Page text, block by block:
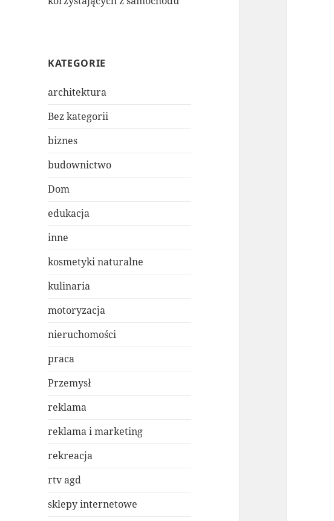
KATEGORIE
architektura
Bez kategorii
biznes
budownictwo
Dom
edukacja
inne
kosmetyki naturalne
kulinaria
motoryzacja
nieruchomości
praca
Przemysł
reklama
reklama i marketing
rekreacja
rtv agd
sklepy internetowe